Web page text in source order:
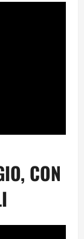
CON